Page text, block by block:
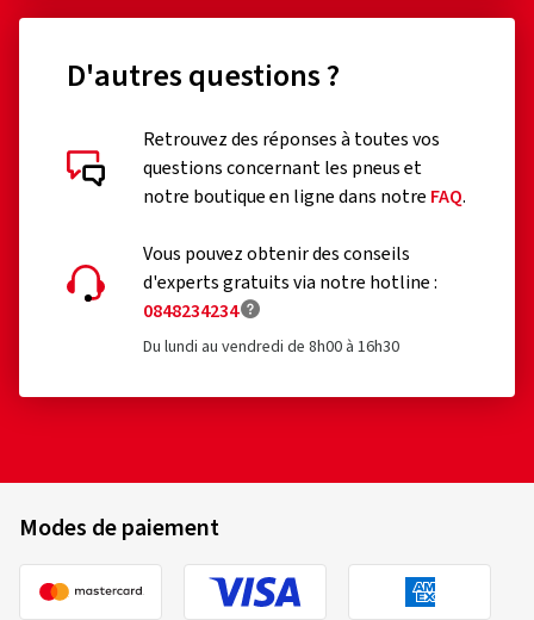
D'autres questions ?
Retrouvez des réponses à toutes vos
questions concernant les pneus et
notre boutique en ligne dans notre FAQ.
Vous pouvez obtenir des conseils
d'experts gratuits via notre hotline :
0848234234
Du lundi au vendredi de 8h00 à 16h30
Modes de paiement